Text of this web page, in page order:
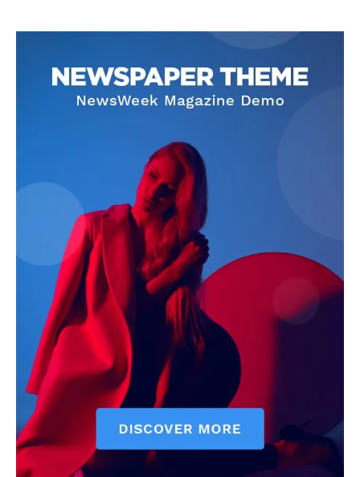
DOWNLOAD NOW
AIN NEWS 1
Contact Us
About Us
Privacy Policy
Terms of Use Agreement
Facebook
X WhatsApp
Share